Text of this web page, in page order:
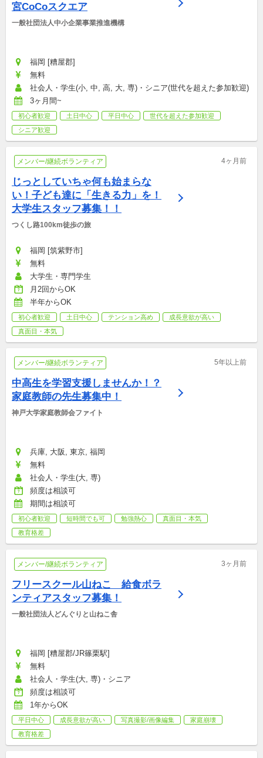
宮CoCoスクエア
一般社団法人中小企業事業推進機構
福岡 [糟屋郡]
無料
社会人・学生(小, 中, 高, 大, 専)・シニア(世代を超えた参加歓迎)
3ヶ月間~
初心者歓迎 土日中心 平日中心
世代を超えた参加歓迎
シニア歓迎
メンバー/継続ボランティア 4ヶ月前
じっとしていちゃ何も始まらな
い！子ども達に「生きる力」を！
大学生スタッフ募集！！
つくし路100km徒歩の旅
福岡 [筑紫野市]
無料
大学生・専門学生
月2回からOK
半年からOK
初心者歓迎 土日中心 テンション高め
成長意欲が高い
真面目・本気
メンバー/継続ボランティア 5年以上前
中高生を学習支援しませんか！？
家庭教師の先生募集中！
神戸大学家庭教師会ファイト
兵庫, 大阪, 東京, 福岡
無料
社会人・学生(大, 専)
頻度は相談可
期間は相談可
初心者歓迎 短時間でも可 勉強熱心
真面目・本気
教育格差
メンバー/継続ボランティア 3ヶ月前
フリースクール山ねこ　給食ボラ
ンティアスタッフ募集！
一般社団法人どんぐりと山ねこ舎
福岡 [糟屋郡/JR篠栗駅]
無料
社会人・学生(大, 専)・シニア
頻度は相談可
1年からOK
平日中心 成長意欲が高い 写真撮影/画像編集
家庭崩壊
教育格差